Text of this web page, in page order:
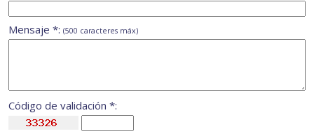
Mensaje *: (500 caracteres máx)
Código de validación *: